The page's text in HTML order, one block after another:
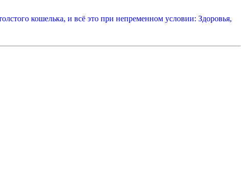
кошелька, и всё это при непременном условии: Здоровья,